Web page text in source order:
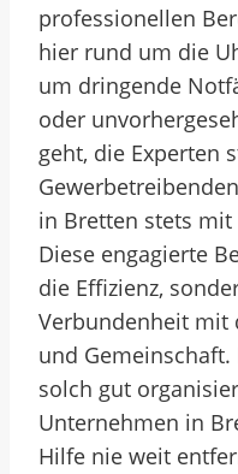
professionellen
hier rund um die
um dringende
oder
geht, die Experten
in Bretten stets mit
Diese engagierte
die Effizienz,
Verbundenheit mit
und Gemeinschaft.
solch gut
Unternehmen in
Hilfe nie weit